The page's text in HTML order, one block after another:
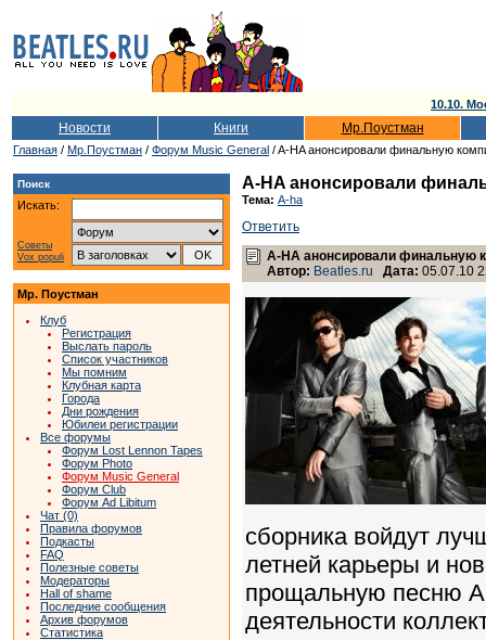
10.10.
Новости Книги Мр.Поустман
Главная / Мр.Поустман / Форум Music General / A-HA анонсировали финальную
Поиск
Искать:
Советы
Vox populi
Мр. Поустман
Клуб
Регистрация
Выслать пароль
Список участников
Мы помним
Клубная карта
Города
Дни рождения
Юбилеи регистрации
Все форумы
Форум Lost Lennon Tapes
Форум Photo
Форум Music General
Форум Club
Форум Ad Libitum
Чат (0)
Правила форумов
Подкасты
FAQ
Полезные советы
Модераторы
Hall of shame
Последние сообщения
Архив форумов
Статистика
A-HA анонсировали
Тема: A-ha
Ответить
A-HA анонсировали финальную
Автор: Beatles.ru Дата: 05.07.10
сборника войдут
летней карьеры и
прощальную песню
деятельности